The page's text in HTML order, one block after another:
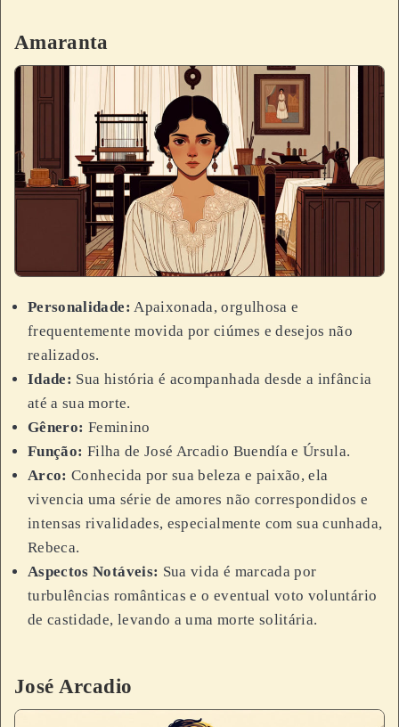
Amaranta
Personalidade: Apaixonada, orgulhosa e
frequentemente movida por ciúmes e desejos não
realizados.
Idade: Sua história é acompanhada desde a infância
até a sua morte.
Gênero: Feminino
Função: Filha de José Arcadio Buendía e Úrsula.
Arco: Conhecida por sua beleza e paixão, ela
vivencia uma série de amores não correspondidos e
intensas rivalidades, especialmente com sua cunhada,
Rebeca.
Aspectos Notáveis: Sua vida é marcada por
turbulências românticas e o eventual voto voluntário
de castidade, levando a uma morte solitária.
José Arcadio